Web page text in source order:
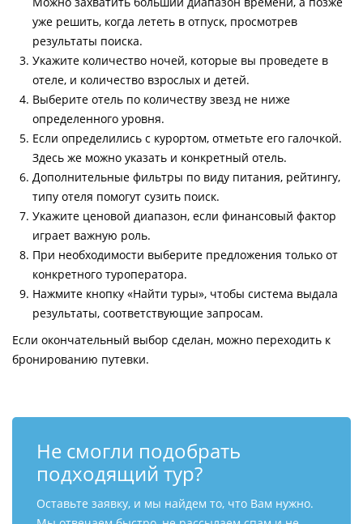
уже решить, когда лететь в отпуск, просмотрев
результаты поиска.
Укажите количество ночей, которые вы проведете в
отеле, и количество взрослых и детей.
Выберите отель по количеству звезд не ниже
определенного уровня.
Если определились с курортом, отметьте его галочкой.
Здесь же можно указать и конкретный отель.
Дополнительные фильтры по виду питания, рейтингу,
типу отеля помогут сузить поиск.
Укажите ценовой диапазон, если финансовый фактор
играет важную роль.
При необходимости выберите предложения только от
конкретного туроператора.
Нажмите кнопку «Найти туры», чтобы система выдала
результаты, соответствующие запросам.
Если окончательный выбор сделан, можно переходить к
бронированию путевки.
Не смогли подобрать
подходящий тур?
Оставьте заявку, и мы найдем то, что Вам нужно.